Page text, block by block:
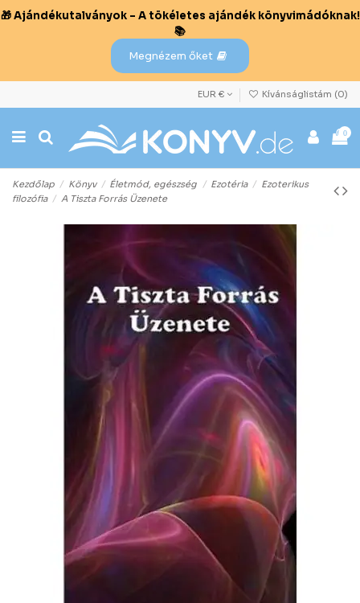
🎁 Ajándékutalványok – A tökéletes ajándék könyvimádóknak!
📚
Megnézem őket
EUR € Kívánságlistám (0)
0
Kezdőlap Könyv Életmód, egészség Ezotéria
Ezoterikus
filozófia
A Tiszta Forrás Üzenete